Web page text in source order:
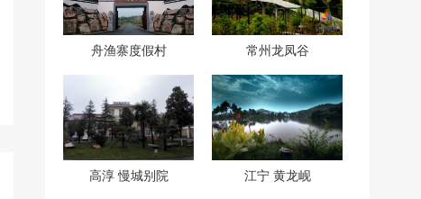
舟渔寨度假村 常州龙凤谷
高淳 慢城别院 江宁 黄龙岘